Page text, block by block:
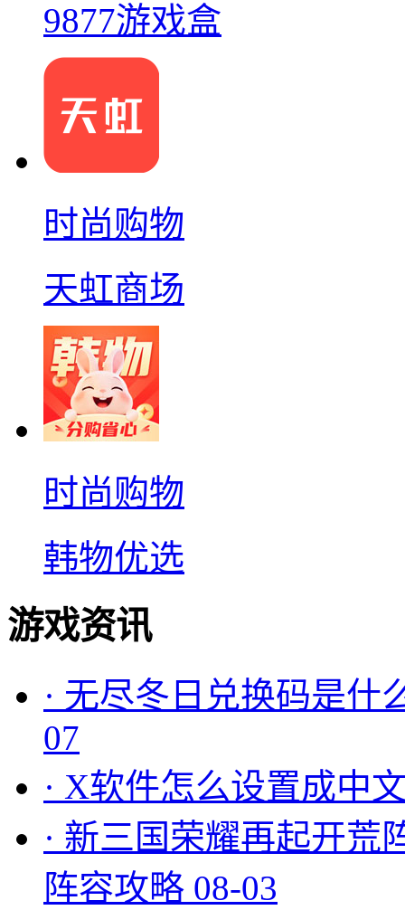
9877游戏盒
时尚购物
天虹商场
时尚购物
韩物优选
游戏资讯
· 无尽冬日兑换码是什
07
· X软件怎么设置成中
· 新三国荣耀再起开荒
阵容攻略 08-03